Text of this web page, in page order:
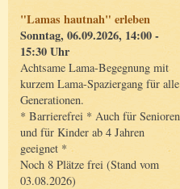
"Lamas hautnah" erleben
Sonntag, 06.09.2026, 14:00 -
15:30 Uhr
Achtsame Lama-Begegnung mit
kurzem Lama-Spaziergang für alle
Generationen.
* Barrierefrei * Auch für Senioren
und für Kinder ab 4 Jahren
geeignet *
Noch 8 Plätze frei (Stand vom
03.08.2026)